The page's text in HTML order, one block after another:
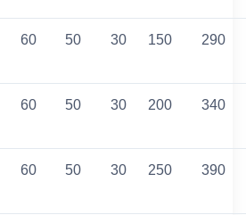
60 50 30 150 290
60 50 30 200 340
60 50 30 250 390